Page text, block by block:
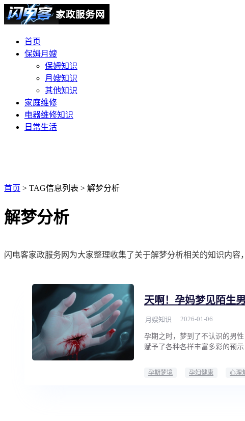
首页
保姆月嫂
保姆知识
月嫂知识
其他知识
家庭维修
电器维修知识
日常生活
首页 > TAG信息列表 > 解梦分析
解梦分析
闪电客家政服务网为大家整理收集了关于解梦分析相关的知识内
天啊！孕妈梦见陌生
月嫂知识 2026-01-06
孕期之时，梦到了不认识的男
赋予了各种各样丰富多彩的预示
孕期梦境 孕妇健康 心理